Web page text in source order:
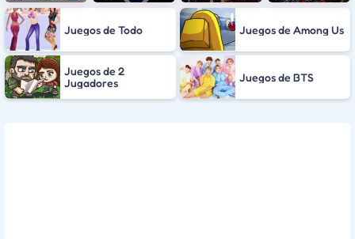
Juegos de Todo Juegos de Among Us
Juegos de 2
Jugadores
Juegos de BTS